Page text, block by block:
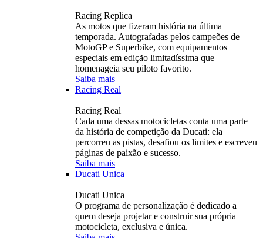
Racing Replica
As motos que fizeram história na última
temporada. Autografadas pelos campeões de
MotoGP e Superbike, com equipamentos
especiais em edição limitadíssima que
homenageia seu piloto favorito.
Saiba mais
Racing Real
Racing Real
Cada uma dessas motocicletas conta uma parte
da história de competição da Ducati: ela
percorreu as pistas, desafiou os limites e escreveu
páginas de paixão e sucesso.
Saiba mais
Ducati Unica
Ducati Unica
O programa de personalização é dedicado a
quem deseja projetar e construir sua própria
motocicleta, exclusiva e única.